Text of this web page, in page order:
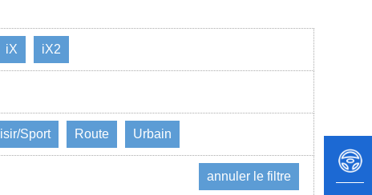
iX iX2
Sport Route Urbain
annuler le filtre